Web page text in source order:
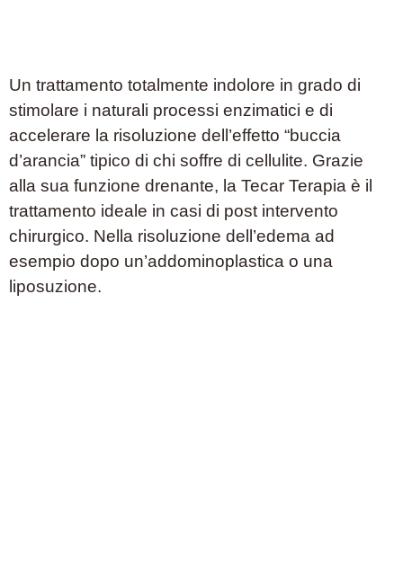
Un trattamento totalmente indolore in grado di
stimolare i naturali processi enzimatici e di
accelerare la risoluzione dell’effetto “buccia
d’arancia” tipico di chi soffre di cellulite. Grazie
alla sua funzione drenante, la Tecar Terapia è il
trattamento ideale in casi di post intervento
chirurgico. Nella risoluzione dell’edema ad
esempio dopo un’addominoplastica o una
liposuzione.